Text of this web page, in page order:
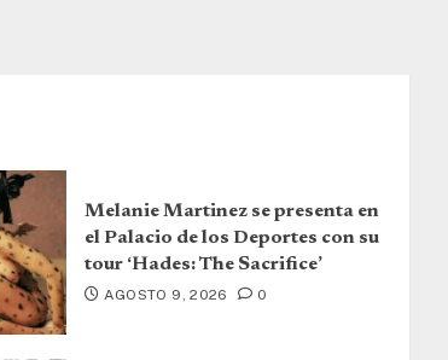
Melanie Martinez se presenta en
el Palacio de los Deportes con su
tour ‘Hades: The Sacrifice’
AGOSTO 9, 2026 0